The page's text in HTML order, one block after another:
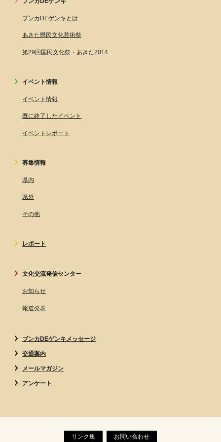
ブンカDEゲンキとは
あきた県民文化芸術祭
第29回国民文化祭・あきた2014
イベント情報
イベント情報
既に終了したイベント
イベントレポート
募集情報
県内
県外
その他
レポート
文化交流発信センター
お知らせ
報道発表
ブンカDEゲンキメッセージ
交通案内
メールマガジン
アンケート
リンク集 お問い合わせ